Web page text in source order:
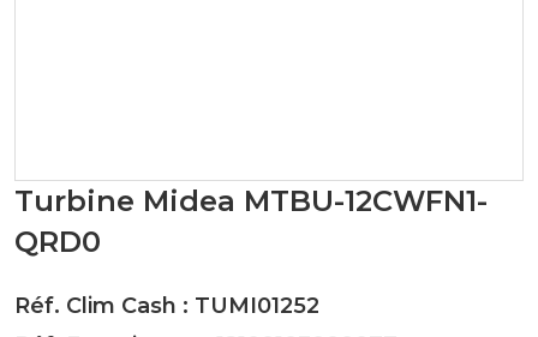
Turbine Midea MTBU-12CWFN1-
QRD0
Réf. Clim Cash : TUMI01252